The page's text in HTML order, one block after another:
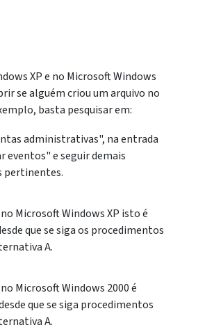
XP e no Microsoft Windows
se alguém criou um arquivo no
basta pesquisar em:
administrativas", na entrada
eventos" e seguir demais
pertinentes.
Microsoft Windows XP isto é
que se siga os procedimentos
A.
Microsoft Windows 2000 é
que se siga procedimentos
A.